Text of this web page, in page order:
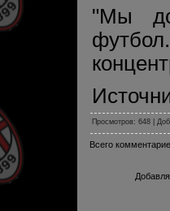
"Мы
Просмотров: 648 |
Всего